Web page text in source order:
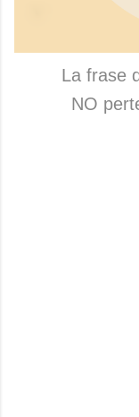
La frase
NO